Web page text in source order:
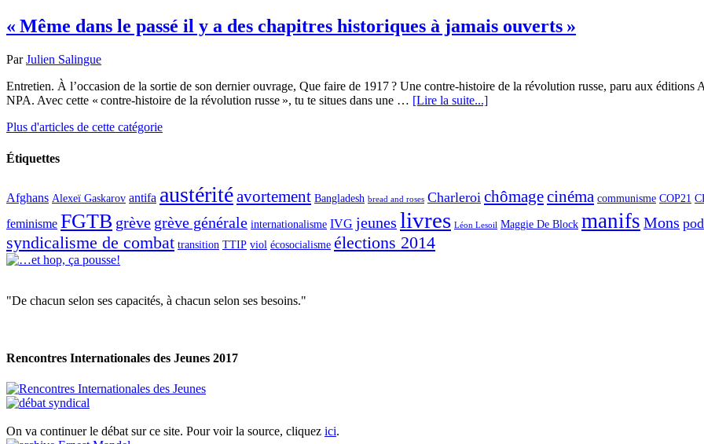
« Même dans le passé il y a des chapitres historiques à jamais ouverts »
ParJulien Salingue
Entretien. À l’occasion de la sortie de son dernier ouvrage, Que faire de 1917 ? Une contre-histoire de la révolution russe, paru aux
NPA. Avec cette « contre-histoire de la révolution russe », tu te situes dans une … [Lire la suite...]
Plus d'articles de cette catégorie
Étiquettes
Afghans Alexeï Gaskarov antifa austéritéavortement Bangladesh bread and roses Charleroi chômagecinéma communisme COP21
feminisme FGTB grève grève générale internationalisme IVG jeunes livres Léon Lesoil Maggie De Block manifs Mons
syndicalisme de combat transition TTIP viol écosocialisme élections 2014
"De chacun selon ses capacités, à chacun selon ses besoins."
Rencontres Internationales des Jeunes 2017
On va continuer le débat sur ce site. Pour voir la source, cliquez ici.